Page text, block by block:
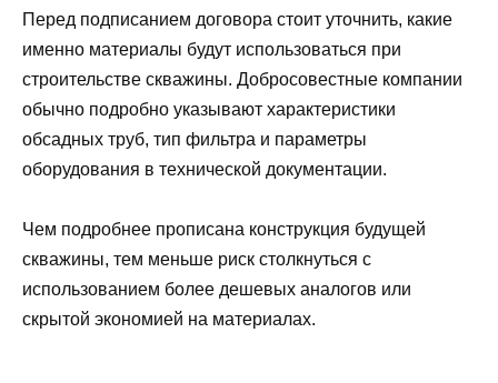
Перед подписанием договора стоит уточнить, какие
именно материалы будут использоваться при
строительстве скважины. Добросовестные компании
обычно подробно указывают характеристики
обсадных труб, тип фильтра и параметры
оборудования в технической документации.
Чем подробнее прописана конструкция будущей
скважины, тем меньше риск столкнуться с
использованием более дешевых аналогов или
скрытой экономией на материалах.